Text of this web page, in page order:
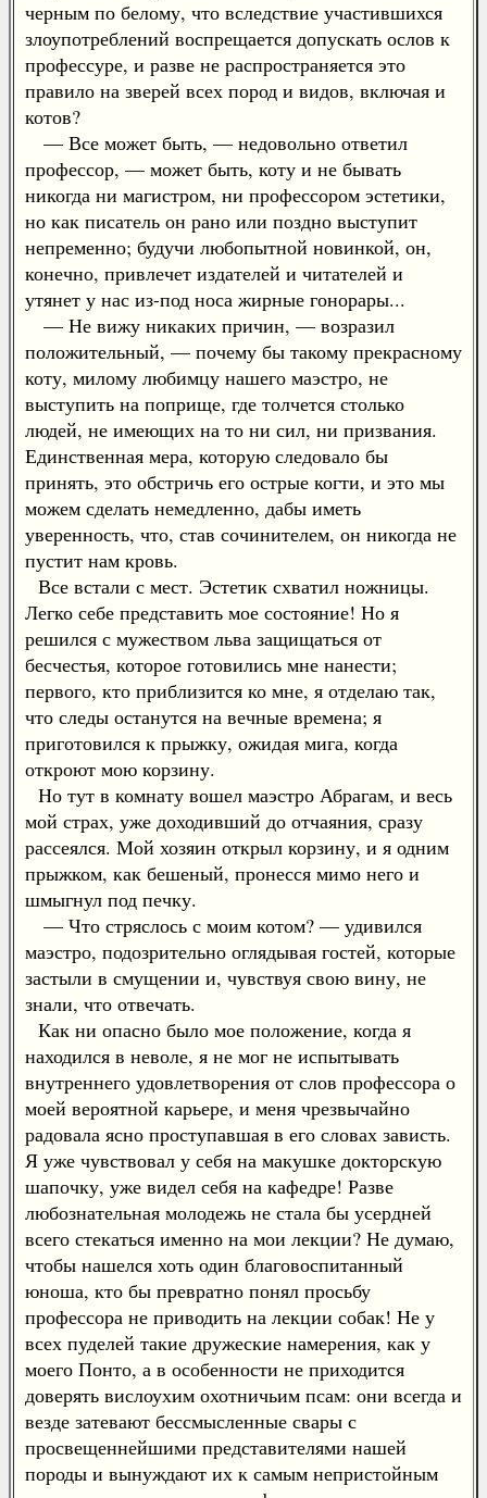
черным по белому, что вследствие участившихся
злоупотреблений воспрещается допускать ослов к
профессуре, и разве не распространяется это
правило на зверей всех пород и видов, включая и
котов?
— Все может быть, — недовольно ответил
профессор, — может быть, коту и не бывать
никогда ни магистром, ни профессором эстетики,
но как писатель он рано или поздно выступит
непременно; будучи любопытной новинкой, он,
конечно, привлечет издателей и читателей и
утянет у нас из-под носа жирные гонорары...
— Не вижу никаких причин, — возразил
положительный, — почему бы такому прекрасному
коту, милому любимцу нашего маэстро, не
выступить на поприще, где толчется столько
людей, не имеющих на то ни сил, ни призвания.
Единственная мера, которую следовало бы
принять, это обстричь его острые когти, и это мы
можем сделать немедленно, дабы иметь
уверенность, что, став сочинителем, он никогда не
пустит нам кровь.
Все встали с мест. Эстетик схватил ножницы.
Легко себе представить мое состояние! Но я
решился с мужеством льва защищаться от
бесчестья, которое готовились мне нанести;
первого, кто приблизится ко мне, я отделаю так,
что следы останутся на вечные времена; я
приготовился к прыжку, ожидая мига, когда
откроют мою корзину.
Но тут в комнату вошел маэстро Абрагам, и весь
мой страх, уже доходивший до отчаяния, сразу
рассеялся. Мой хозяин открыл корзину, и я одним
прыжком, как бешеный, пронесся мимо него и
шмыгнул под печку.
— Что стряслось с моим котом? — удивился
маэстро, подозрительно оглядывая гостей, которые
застыли в смущении и, чувствуя свою вину, не
знали, что отвечать.
Как ни опасно было мое положение, когда я
находился в неволе, я не мог не испытывать
внутреннего удовлетворения от слов профессора о
моей вероятной карьере, и меня чрезвычайно
радовала ясно проступавшая в его словах зависть.
Я уже чувствовал у себя на макушке докторскую
шапочку, уже видел себя на кафедре! Разве
любознательная молодежь не стала бы усердней
всего стекаться именно на мои лекции? Не думаю,
чтобы нашелся хоть один благовоспитанный
юноша, кто бы превратно понял просьбу
профессора не приводить на лекции собак! Не у
всех пуделей такие дружеские намерения, как у
моего Понто, а в особенности не приходится
доверять вислоухим охотничьим псам: они всегда и
везде затевают бессмысленные свары с
просвещеннейшими представителями нашей
породы и вынуждают их к самым непристойным